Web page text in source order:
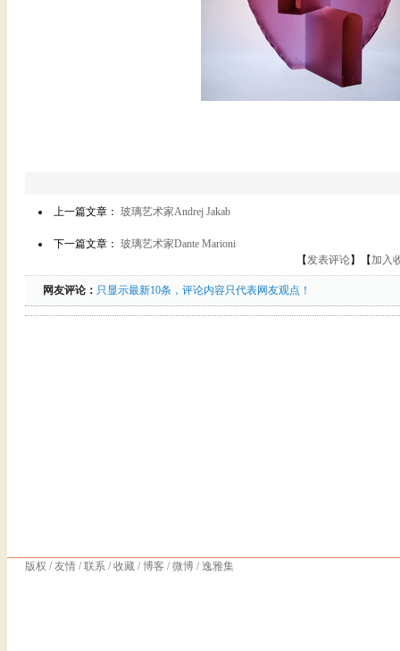
上一篇文章： 玻璃艺术家Andrej Jakab
下一篇文章： 玻璃艺术家Dante Marioni
【发表评论】【 加入
网友评论： 只显示最新10条，评论内容只代表网友观点！
版权 /友情 /联系 /收藏 /博客 /微博 /逸雅集